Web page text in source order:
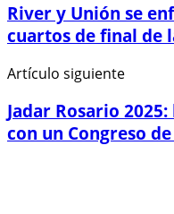
River y Unión se
cuartos de final de
Artículo siguiente
Jadar Rosario
con un Congreso